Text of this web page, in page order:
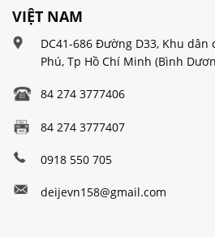
VIỆT NAM
DC41-686 Đường D33, Khu dân
Phú, Tp Hồ Chí Minh (Bình
84 274 3777406
84 274 3777407
0918 550 705
deijevn158@gmail.com